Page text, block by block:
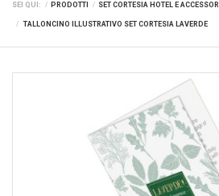
SEI QUI: PRODOTTI SET CORTESIA HOTEL E ACCESSORI
TALLONCINO ILLUSTRATIVO SET CORTESIA LAVERDE